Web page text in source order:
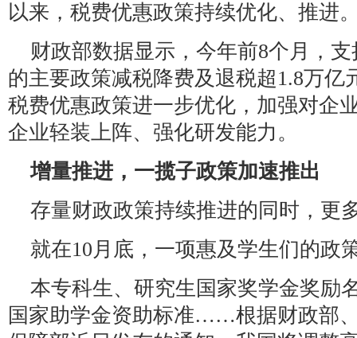
以来，税费优惠政策持续优化、推进
财政部数据显示，今年前8个月，
的主要政策减税降费及退税超1.8万亿
税费优惠政策进一步优化，加强对企
企业轻装上阵、强化研发能力。
增量推进，一揽子政策加速推出
存量财政政策持续推进的同时，更
就在10月底，一项惠及学生们的政
本专科生、研究生国家奖学金奖励
国家助学金资助标准……根据财政部